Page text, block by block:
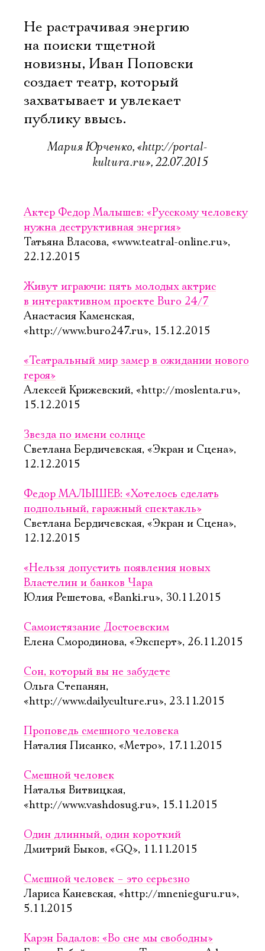
Не растрачивая энергию
на поиски тщетной
новизны, Иван Поповски
создает театр, который
захватывает и увлекает
публику ввысь.
Мария Юрченко, «http://portal-
kultura.ru», 22.07.2015
Актер Федор Малышев: «Русскому человеку
нужна деструктивная энергия»
Татьяна Власова, «www.teatral-online.ru»,
22.12.2015
Живут играючи: пять молодых актрис
в интерактивном проекте Buro 24/7
Анастасия Каменская,
«http://www.buro247.ru», 15.12.2015
«Театральный мир замер в ожидании нового
героя»
Алексей Крижевский, «http://moslenta.ru»,
15.12.2015
Звезда по имени солнце
Светлана Бердичевская, «Экран и Сцена»,
12.12.2015
Федор МАЛЫШЕВ: «Хотелось сделать
подпольный, гаражный спектакль»
Светлана Бердичевская, «Экран и Сцена»,
12.12.2015
«Нельзя допустить появления новых
Властелин и банков Чара
Юлия Решетова, «Banki.ru», 30.11.2015
Самоистязание Достоевским
Елена Смородинова, «Эксперт», 26.11.2015
Сон, который вы не забудете
Ольга Степанян,
«http://www.dailyculture.ru», 23.11.2015
Проповедь смешного человека
Наталия Писанко, «Метро», 17.11.2015
Смешной человек
Наталья Витвицкая,
«http://www.vashdosug.ru», 15.11.2015
Один длинный, один короткий
Дмитрий Быков, «GQ», 11.11.2015
Смешной человек – это серьезно
Лариса Каневская, «http://mnenieguru.ru»,
5.11.2015
Карэн Бадалов: «Во сне мы свободны»
Имя